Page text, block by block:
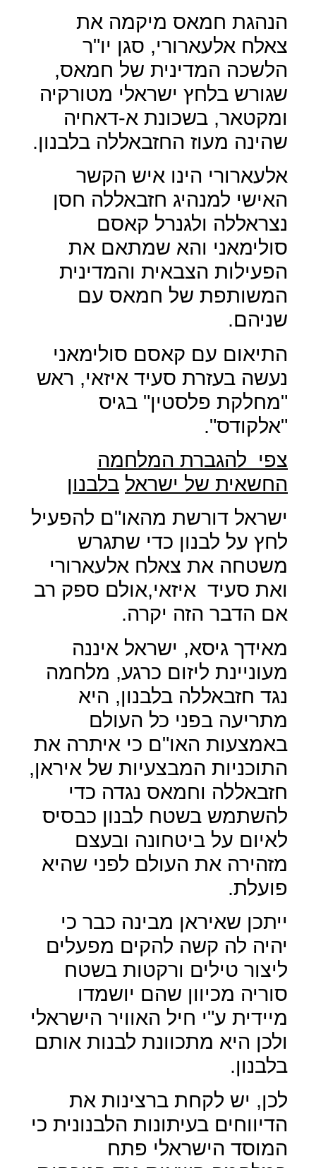
הנהגת חמאס מיקמה את
צאלח אלעארורי, סגן יו"ר
הלשכה המדינית של חמאס,
שגורש בלחץ ישראלי מטורקיה
ומקטאר, בשכונת א-דאחיה
שהינה מעוז החזבאללה בלבנון.
אלעארורי הינו איש הקשר
האישי למנהיג חזבאללה חסן
נצראללה ולגנרל קאסם
סולימאני והא שמתאם את
הפעילות הצבאית והמדינית
המשותפת של חמאס עם
שניהם.
התיאום עם קאסם סולימאני
נעשה בעזרת סעיד איזאי, ראש
"מחלקת פלסטין" בגיס
"אלקודס".
צפי להגברת המלחמה
החשאית של ישראל בלבנון
ישראל דורשת מהאו"ם להפעיל
לחץ על לבנון כדי שתגרש
משטחה את צאלח אלעארורי
ואת סעיד איזאי,אולם ספק רב
אם הדבר הזה יקרה.
מאידך גיסא, ישראל איננה
מעוניינת ליזום כרגע, מלחמה
נגד חזבאללה בלבנון, היא
מתריעה בפני כל העולם
באמצעות האו"ם כי איתרה את
התוכניות המבצעיות של איראן,
חזבאללה וחמאס נגדה כדי
להשתמש בשטח לבנון כבסיס
לאיום על ביטחונה ובעצם
מזהירה את העולם לפני שהיא
פועלת.
ייתכן שאיראן מבינה כבר כי
יהיה לה קשה להקים מפעלים
ליצור טילים ורקטות בשטח
סוריה מכיוון שהם יושמדו
מיידית ע"י חיל האוויר הישראלי
ולכן היא מתכוונת לבנות אותם
בלבנון.
לכן, יש לקחת ברצינות את
הדיווחים בעיתונות הלבנונית כי
המוסד הישראלי פתח